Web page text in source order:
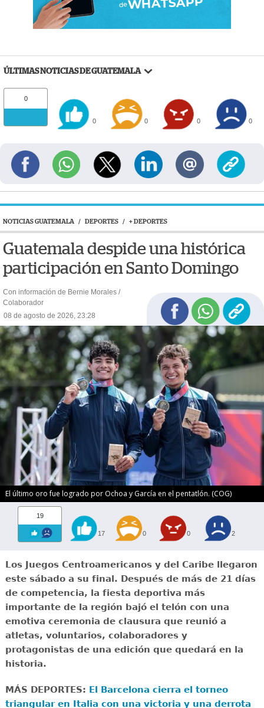
ÚLTIMAS NOTICIAS DE GUATEMALA
0
0 0 0 0
NOTICIAS GUATEMALA / DEPORTES / + DEPORTES
Guatemala despide una histórica
participación en Santo Domingo
Con información de Bernie Morales /
Colaborador
08 de agosto de 2026, 23:28
El último oro fue logrado por Ochoa y García en el pentatlón. (COG)
19
17 0 0 2
Los Juegos Centroamericanos y del Caribe llegaron
este sábado a su final. Después de más de 21 días
de competencia, la fiesta deportiva más
importante de la región bajó el telón con una
emotiva ceremonia de clausura que reunió a
atletas, voluntarios, colaboradores y
protagonistas de una edición que quedará en la
historia.
MÁS DEPORTES: El Barcelona cierra el torneo
triangular en Italia con una victoria y una derrota